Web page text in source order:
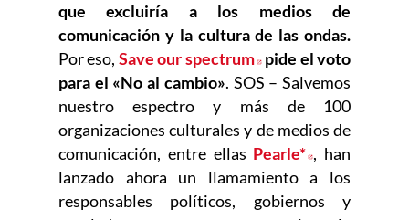
que excluiría a los medios de
comunicación y la cultura de las ondas.
Por eso, Save our spectrum Abre en nueva
pide el voto
para el «No al cambio». SOS – Salvemos
nuestro espectro y más de 100
organizaciones culturales y de medios de
comunicación, entre ellas Pearle* Abre en
, han
lanzado ahora un llamamiento a los
responsables políticos, gobiernos y